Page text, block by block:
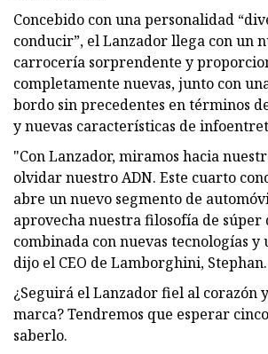
Concebido con una personalidad
conducir”, el Lanzador llega con un
carrocería sorprendente y
completamente nuevas, junto con
bordo sin precedentes en términos
y nuevas características de
"Con Lanzador, miramos hacia
olvidar nuestro ADN. Este cuarto
abre un nuevo segmento de
aprovecha nuestra filosofía de
combinada con nuevas tecnologías y
dijo el CEO de Lamborghini,
¿Seguirá el Lanzador fiel al corazón
marca? Tendremos que esperar
saberlo.